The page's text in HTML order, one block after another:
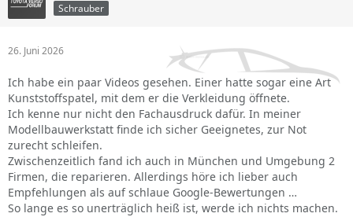
Schrauber
26. Juni 2026
Ich habe ein paar Videos gesehen. Einer hatte sogar eine Art
Kunststoffspatel, mit dem er die Verkleidung öffnete.
Ich kenne nur nicht den Fachausdruck dafür. In meiner
Modellbauwerkstatt finde ich sicher Geeignetes, zur Not
zurecht schleifen.
Zwischenzeitlich fand ich auch in München und Umgebung 2
Firmen, die reparieren. Allerdings höre ich lieber auch
Empfehlungen als auf schlaue Google-Bewertungen …
So lange es so unerträglich heiß ist, werde ich nichts machen.